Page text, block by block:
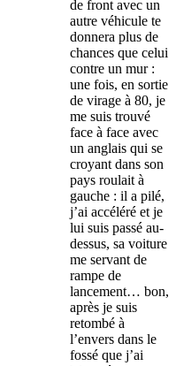
de front avec un
autre véhicule te
donnera plus de
chances que celui
contre un mur :
une fois, en sortie
de virage à 80, je
me suis trouvé
face à face avec
un anglais qui se
croyant dans son
pays roulait à
gauche : il a pilé,
j’ai accéléré et je
lui suis passé au-
dessus, sa voiture
me servant de
rampe de
lancement… bon,
après je suis
retombé à
l’envers dans le
fossé que j’ai